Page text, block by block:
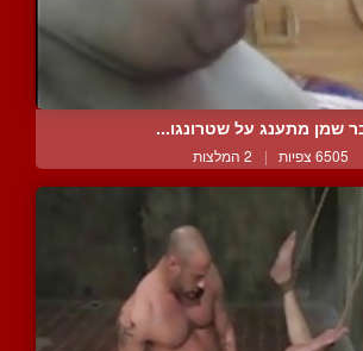
שמן מתענג על שטרונגו...
6505 צפיות | 2 המלצות